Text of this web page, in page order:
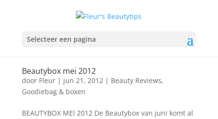
Selecteer een pagina
Beautybox mei 2012
door Fleur| jun 21, 2012| Beauty Reviews,
Goodiebag & boxen
BEAUTYBOX MEI 2012 De Beautybox van juni komt al